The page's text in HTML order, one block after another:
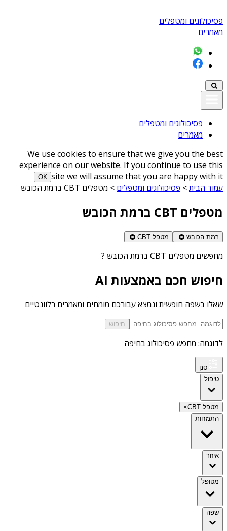
פסיכולוגים ומטפלים
מאמרים
פסיכולוגים ומטפלים
מאמרים
We use cookies to ensure that we give you the best
experience on our website. If you continue to use this
site we will assume that you are happy with it
ОК
עמוד הבית> פסיכולוגים ומטפלים > מטפלים CBT ברמת הכובש
מטפלים CBT ברמת הכובש
רמת הכובש מטפל CBT
מחפשים מטפלים CBT ברמת הכובש ?
חיפוש חכם באמצעות AI
שאלו בשפה חופשית ונמצא עבורכם מומחים ומאמרים רלוונטיים
חיפוש
לדוגמה: מחפש פסיכולוג בחיפה
סנן
טיפול
מטפל CBT
×
התמחות
איזור
מטופל
שפה